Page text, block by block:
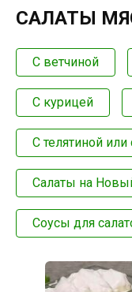
САЛАТЫ
С ветчиной
С курицей
С телятиной
Салаты на
Соусы для